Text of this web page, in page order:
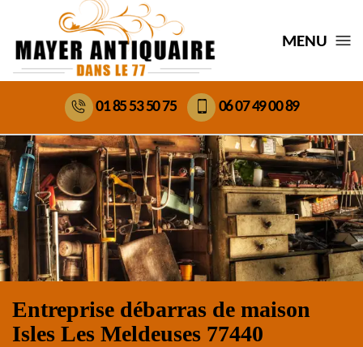
MENU
01 85 53 50 75 06 07 49 00 89
Entreprise débarras de maison
Isles Les Meldeuses 77440